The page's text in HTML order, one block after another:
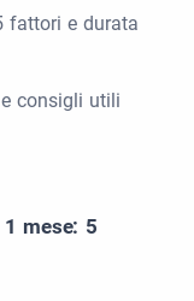
fattori e durata
consigli utili
mese: 5